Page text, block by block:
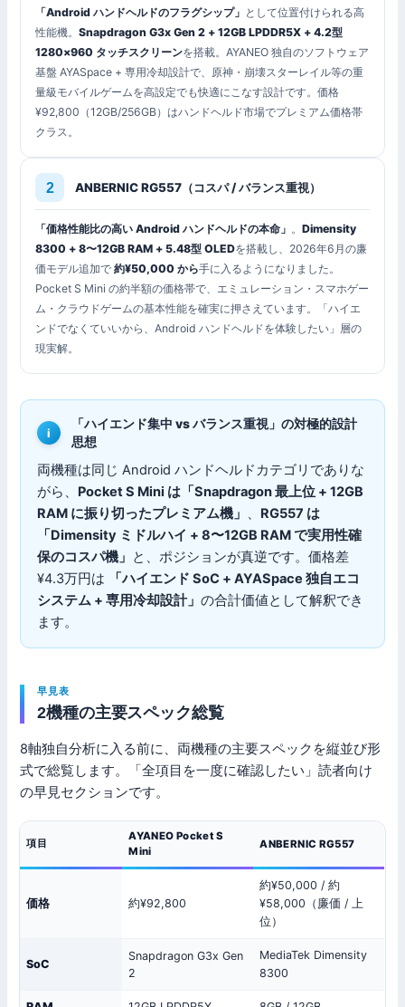
「Android ハンドヘルドのフラグシップ」 として位置付けられる高
性能機。Snapdragon G3x Gen 2 + 12GB LPDDR5X + 4.2型
1280×960 タッチスクリーンを搭載。AYANEO 独自のソフトウェア
基盤 AYASpace + 専用冷却設計で、原神・崩壊スターレイル等の重
量級モバイルゲームを高設定でも快適にこなす設計です。価格
¥92,800（12GB/256GB）はハンドヘルド市場でプレミアム価格帯
クラス。
ANBERNIC RG557（コスパ / バランス重視）
「価格性能比の高い Android ハンドヘルドの本命」 。Dimensity
8300 + 8〜12GB RAM + 5.48型 OLEDを搭載し、2026年6月の廉
価モデル追加で約¥50,000 から手に入るようになりました。
Pocket S Mini の約半額の価格帯で、エミュレーション・スマホゲー
ム・クラウドゲームの基本性能を確実に押さえています。「ハイエ
ンドでなくていいから、Android ハンドヘルドを体験したい」層の
現実解。
「ハイエンド集中 vs バランス重視」の対極的設計
思想
両機種は同じ Android ハンドヘルドカテゴリでありな
がら、 Pocket S Mini は「Snapdragon 最上位 + 12GB
RAM に振り切ったプレミアム機」 、 RG557 は
「Dimensity ミドルハイ + 8〜12GB RAM で実用性確
保のコスパ機」 と、ポジションが真逆です。価格差
¥4.3万円は
「ハイエンド SoC + AYASpace 独自エコ
システム + 専用冷却設計」の合計価値として解釈でき
ます。
早見表
2機種の主要スペック総覧
8軸独自分析に入る前に、両機種の主要スペックを縦並び形
式で総覧します。「全項目を一度に確認したい」読者向け
の早見セクションです。
項目
AYANEO Pocket S
Mini
ANBERNIC RG557
価格 約¥92,800
約¥50,000 / 約
¥58,000（廉価 / 上
位）
SoC
Snapdragon G3x Gen
2
MediaTek Dimensity
8300